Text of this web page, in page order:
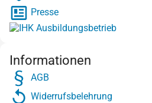
Presse
Informationen
AGB
Widerrufsbelehrung